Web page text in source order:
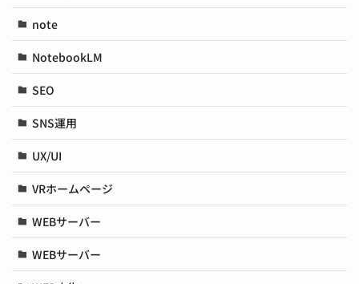
note
NotebookLM
SEO
SNS運用
UX/UI
VRホームページ
WEBサーバー
WEBサーバー